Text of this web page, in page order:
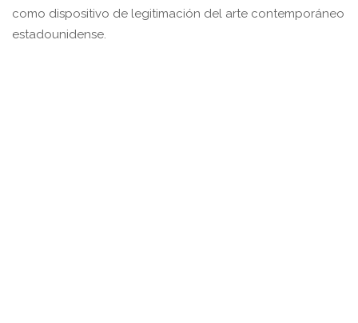
como dispositivo de legitimación del arte contemporáneo
estadounidense.